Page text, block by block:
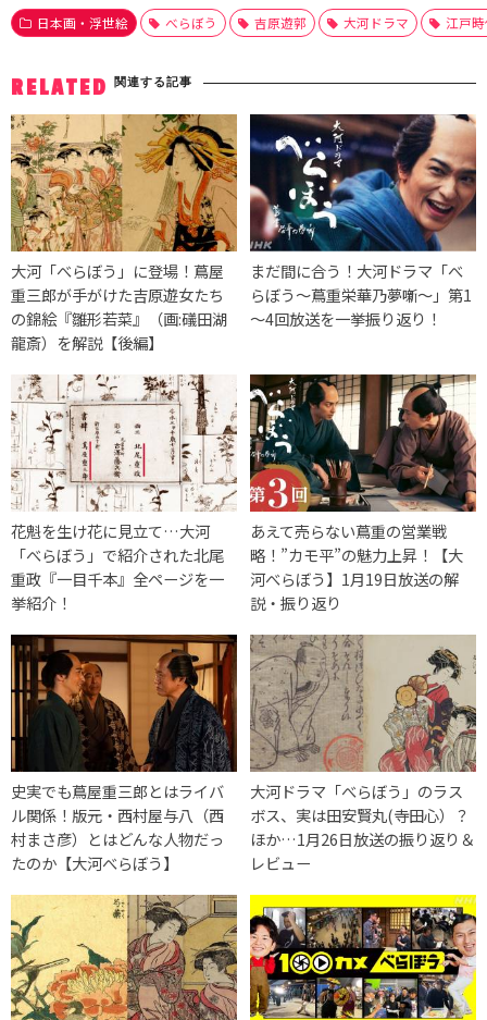
日本画・浮世絵 べらぼう 吉原遊郭 大河ドラマ 江戸
RELATED 関連する記事
大河「べらぼう」に登場！蔦屋
重三郎が手がけた吉原遊女たち
の錦絵『雛形若菜』（画:礒田湖
龍斎）を解説【後編】
まだ間に合う！大河ドラマ「べ
らぼう～蔦重栄華乃夢噺～」第1
～4回放送を一挙振り返り！
花魁を生け花に見立て…大河
「べらぼう」で紹介された北尾
重政『一目千本』全ページを一
挙紹介！
あえて売らない蔦重の営業戦
略！”カモ平”の魅力上昇！【大
河べらぼう】1月19日放送の解
説・振り返り
史実でも蔦屋重三郎とはライバ
ル関係！版元・西村屋与八（西
村まさ彦）とはどんな人物だっ
たのか【大河べらぼう】
大河ドラマ「べらぼう」のラス
ボス、実は田安賢丸(寺田心）？
ほか…1月26日放送の振り返り＆
レビュー